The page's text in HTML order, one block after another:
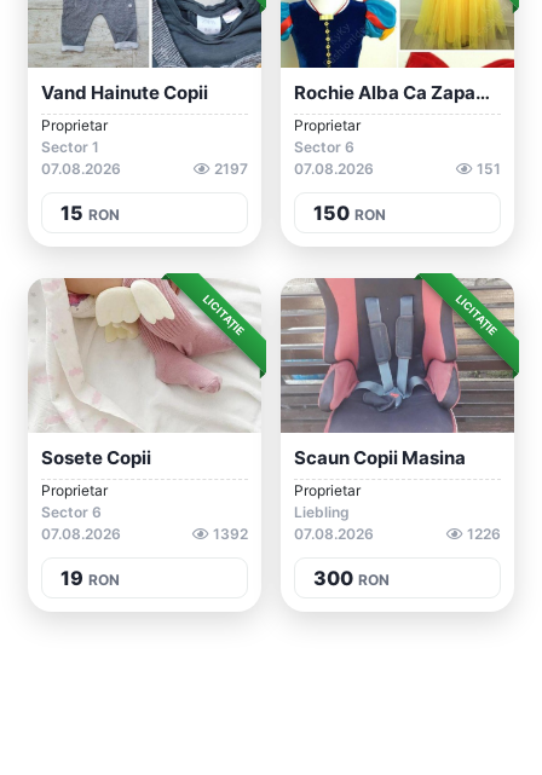
Vand Hainute Copii
Proprietar
Sector 1
07.08.2026
2197
15 RON
Rochie Alba Ca Zapada Copii Rochie Carna...
Proprietar
Sector 6
07.08.2026
151
150 RON
LICITAȚIE
Sosete Copii
Proprietar
Sector 6
07.08.2026
1392
19 RON
LICITAȚIE
Scaun Copii Masina
Proprietar
Liebling
07.08.2026
1226
300 RON